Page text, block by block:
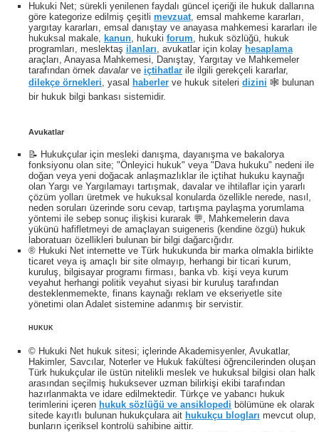
Hukuki Net; sürekli yenilenen faydalı güncel içeriği ile hukuk dallarına
göre kategorize edilmiş çeşitli mevzuat, emsal mahkeme kararları,
yargıtay kararları, emsal danıştay ve anayasa mahkemesi kararları ile
hukuksal makale, kanun, hukuki forum, hukuk sözlüğü, hukuk
programları, meslektaş ilanları, avukatlar için kolay hesaplama
araçları, Anayasa Mahkemesi, Danıştay, Yargıtay ve Mahkemeler
tarafından örnek davalarve içtihatlar ile ilgili gerekçeli kararlar,
dilekçe örnekleri, yasal haberler ve hukuk siteleri dizini 🕸 bulunan
bir hukuk bilgi bankası sistemidir.
Avukatlar
📝 Hukukçular için mesleki danışma, dayanışma ve bakalorya
fonksiyonu olan site; "Önleyici hukuk" veya "Dava hukuku" nedeni ile
doğan veya yeni doğacak anlaşmazlıklar ile içtihat hukuku kaynağı
olan Yargı ve Yargılamayı tartışmak, davalar ve ihtilaflar için yararlı
çözüm yolları üretmek ve hukuksal konularda özellikle nerede, nasıl,
neden soruları üzerinde soru cevap, tartışma paylaşma yorumlama
yöntemi ile sebep sonuç ilişkisi kurarak 💬, Mahkemelerin dava
yükünü hafifletmeyi de amaçlayan suigeneris (kendine özgü) hukuk
laboratuarı özellikleri bulunan bir bilgi dağarcığıdır.
® Hukuki Net internette ve Türk hukukunda bir marka olmakla birlikte
ticaret veya iş amaçlı bir site olmayıp, herhangi bir ticari kurum,
kuruluş, bilgisayar programı firması, banka vb. kişi veya kurum
veyahut herhangi politik veyahut siyasi bir kuruluş tarafından
desteklenmemekte, finans kaynağı reklam ve ekseriyetle site
yönetimi olan Adalet sistemine adanmış bir servistir.
HUKUK
© Hukuki Net hukuk sitesi; içlerinde Akademisyenler, Avukatlar,
Hakimler, Savcılar, Noterler ve Hukuk fakültesi öğrencilerinden oluşan
Türk hukukçular ile üstün nitelikli meslek ve hukuksal bilgisi olan halk
arasından seçilmiş hukuksever uzman bilirkişi ekibi tarafından
hazırlanmakta ve idare edilmektedir. Türkçe ve yabancı hukuk
terimlerini içeren hukuk sözlüğü ve ansiklopedi bölümüne ek olarak
sitede kayıtlı bulunan hukukçulara ait hukukçu blogları mevcut olup,
bunların içeriksel kontrolü sahibine aittir.